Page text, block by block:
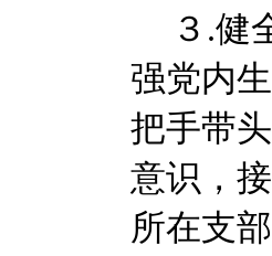
３ .健
强党内
把手带
意识，
所在支